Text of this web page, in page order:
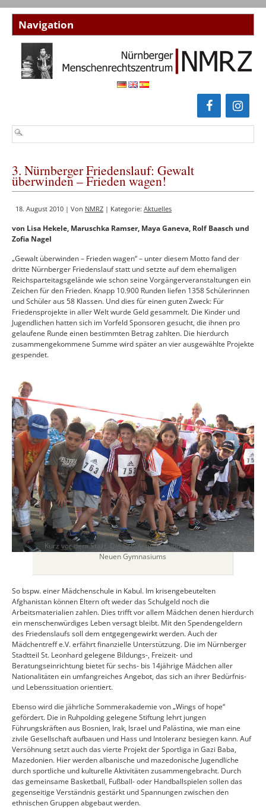
3. Nürnberger Friedenslauf: Gewalt
überwinden – Frieden wagen!
18. August 2010 | Von NMRZ | Kategorie: Aktuelles
von Lisa Hekele, Maruschka Ramser, Maya Ganeva, Rolf Baasch und
Zofia Nagel
„Gewalt überwinden – Frieden wagen“ – unter diesem Motto fand der
dritte Nürnberger Friedenslauf statt und setzte auf dem ehemaligen
Reichsparteitagsgelände wie schon seine Vorgängerveranstaltungen ein
Zeichen für den Frieden. Knapp 10.900 Runden liefen 1358 Schülerinnen
und Schüler aus 58 Klassen. Und dies für einen guten Zweck: Für
Friedensprojekte in aller Welt wurde Geld gesammelt. Die Kinder und
Jugendlichen hatten sich im Vorfeld Sponsoren gesucht, die ihnen pro
gelaufene Runde einen bestimmten Betrag zahlten. Die hierdurch
zusammengekommene Summe wird später an vier ausgewählte Projekte
gespendet.
Kurz vor dem Start. Die Schülerinnen und Schüler des
Neuen Gymnasiums
So bspw. einer Mädchenschule in Kabul. Im krisengebeutelten
Afghanistan können Eltern oft weder das Schulgeld noch die
Arbeitsmaterialien zahlen. Dies trifft vor allem Mädchen denen hierdurch
ein menschenwürdiges Leben versagt bleibt. Mit den Spendengeldern
des Friedenslaufs soll dem entgegengewirkt werden. Auch der
Mädchentreff e.V. erfährt finanzielle Unterstützung. Die im Nürnberger
Stadtteil St. Leonhard gelegene Bildungs-, Freizeit- und
Beratungseinrichtung bietet für sechs- bis 14jährige Mädchen aller
Nationalitäten ein umfangreiches Angebot, das sich an ihrer Bedürfnis-
und Lebenssituation orientiert.
Ebenso wird die jährliche Sommerakademie von „Wings of hope“
gefördert. Die in Ruhpolding gelegene Stiftung lehrt jungen
Führungskräften aus Bosnien, Irak, Israel und Palästina, wie man eine
zivile Gesellschaft aufbauen und Hass und Intoleranz besiegen kann. Auf
Versöhnung setzt auch das vierte Projekt der Sportliga in Gazi Baba,
Mazedonien. Hier werden albanische und mazedonische Jugendliche
durch sportliche und kulturelle Aktivitäten zusammengebracht. Durch
das gemeinsame Basketball, Fußball- oder Handballspielen sollen das
gegenseitige Verständnis gestärkt und Spannungen zwischen den
ethnischen Gruppen abgebaut werden.